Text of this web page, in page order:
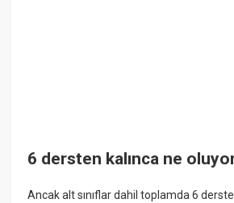
6 dersten kalınca ne
Ancak alt sınıflar dahil toplamda 6